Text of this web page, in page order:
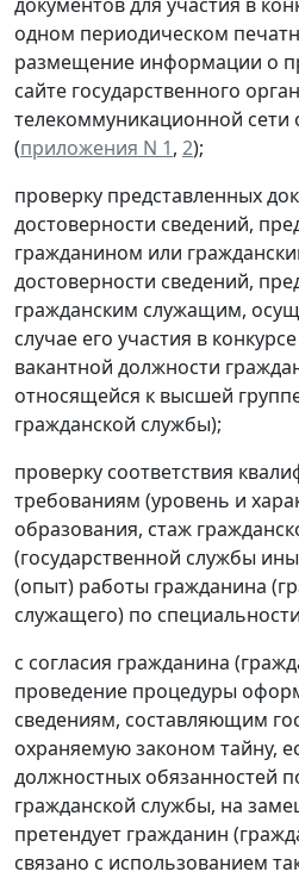
документов для участия в
одном периодическом
размещение информации о
сайте государственного
телекоммуникационной
(приложения N 1, 2);
проверку представленных
достоверности сведений,
гражданином или
достоверности сведений,
гражданским служащим,
случае его участия в
вакантной должности
относящейся к высшей
гражданской службы);
проверку соответствия
требованиям (уровень и
образования, стаж
(государственной службы
(опыт) работы гражданина
служащего) по
с согласия гражданина
проведение процедуры
сведениям, составляющим
охраняемую законом тайну,
должностных обязанностей
гражданской службы, на
претендует гражданин
связано с использованием